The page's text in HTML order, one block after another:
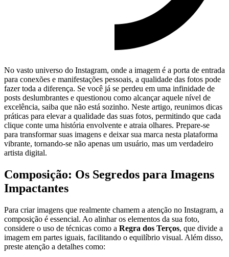
No vasto universo do Instagram, onde a imagem é​ a porta de entrada
para conexões ⁣e manifestações pessoais,​ a qualidade ​das fotos pode
fazer toda⁣ a diferença. Se você ‌já se perdeu em uma infinidade de‌
posts deslumbrantes e questionou‍ como alcançar aquele nível de⁣
excelência, saiba ⁢que⁤ não ​está sozinho. Neste artigo, reunimos dicas ​
práticas para elevar a qualidade das⁤ suas⁤ fotos, permitindo que cada
clique conte uma história ⁤envolvente e atraia olhares. ⁢Prepare-se
‌para⁢ transformar suas imagens⁣ e deixar sua marca nesta plataforma
vibrante, ⁢tornando-se não apenas um ⁤usuário, mas um ⁢verdadeiro
‌artista digital.
Composição: Os Segredos‌ para Imagens
Impactantes
Para criar imagens que ​realmente chamem a atenção⁣ no Instagram, a
‌composição é essencial. Ao alinhar os elementos da sua foto,
considere ‍o ⁣uso de técnicas como a Regra dos Terços, que divide⁢ a
imagem em partes ‍iguais, ‍facilitando o equilíbrio visual. Além disso,
preste atenção a detalhes como: